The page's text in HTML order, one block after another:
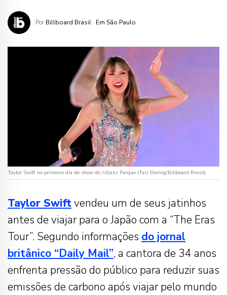
Por Billboard Brasil · Em São Paulo
Taylor Swift no primeiro dia de show do Allianz Parque (Taiz Dering/Billboard Brasil)
Taylor Swiftvendeu um de seus jatinhos
antes de viajar para o Japão com a “The Eras
Tour”. Segundo informações do jornal
britânico “Daily Mail”, a cantora de 34 anos
enfrenta pressão do público para reduzir suas
emissões de carbono após viajar pelo mundo